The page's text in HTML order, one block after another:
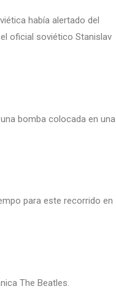
había alertado del
oficial soviético Stanislav
bomba colocada en una
para este recorrido en
The Beatles.